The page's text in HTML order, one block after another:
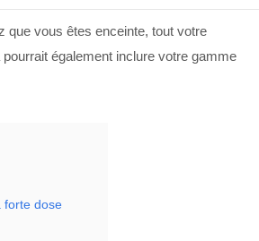
que vous êtes enceinte, tout votre
également inclure votre gamme
forte dose